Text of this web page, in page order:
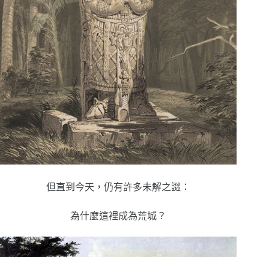
但直到今天，仍有許多未解之謎：
為什麼這裡成為荒城？